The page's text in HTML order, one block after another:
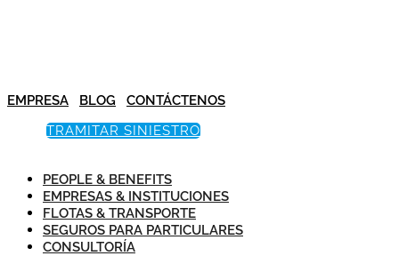
EMPRESA BLOG
CONTÁCTENOS
TRAMITAR SINIESTRO
PEOPLE & BENEFITS
EMPRESAS & INSTITUCIONES
FLOTAS & TRANSPORTE
SEGUROS PARA PARTICULARES
CONSULTORÍA